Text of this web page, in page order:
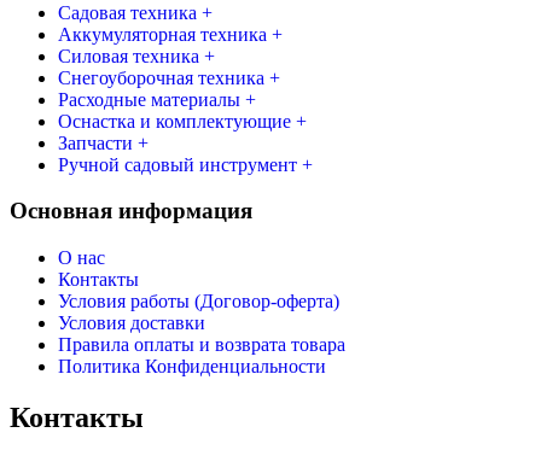
Садовая техника +
Аккумуляторная техника +
Силовая техника +
Снегоуборочная техника +
Расходные материалы +
Оснастка и комплектующие +
Запчасти +
Ручной садовый инструмент +
Основная информация
О нас
Контакты
Условия работы (Договор-оферта)
Условия доставки
Правила оплаты и возврата товара
Политика Конфиденциальности
Контакты